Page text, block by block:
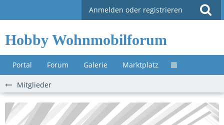
Anmelden oder registrieren
Hobby Wohnmobilforum
Portal Forum Galerie Marktplatz Untermenü »
Mitglieder